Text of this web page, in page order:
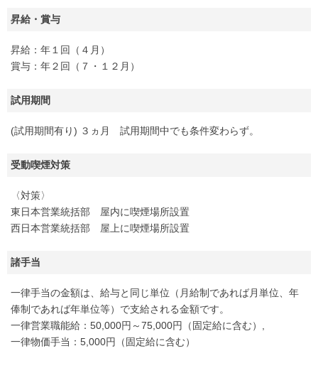
昇給・賞与
昇給：年１回（４月）
賞与：年２回（７・１２月）
試用期間
(試用期間有り) ３ヵ月 試用期間中でも条件変わらず。
受動喫煙対策
〈対策〉
東日本営業統括部 屋内に喫煙場所設置
西日本営業統括部 屋上に喫煙場所設置
諸手当
一律手当の金額は、給与と同じ単位（月給制であれば月単位、年
俸制であれば年単位等）で支給される金額です。
一律営業職能給：50,000円～75,000円（固定給に含む）,
一律物価手当：5,000円（固定給に含む）